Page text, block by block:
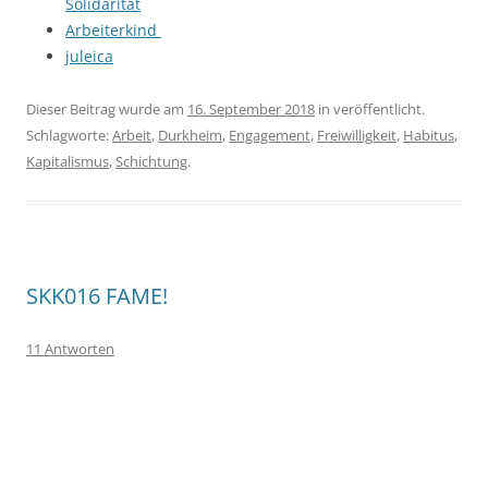
Solidarität
Arbeiterkind
juleica
Dieser Beitrag wurde am 16. September 2018 in veröffentlicht.
Schlagworte:Arbeit, Durkheim, Engagement, Freiwilligkeit, Habitus,
Kapitalismus,Schichtung.
SKK016 FAME!
11 Antworten